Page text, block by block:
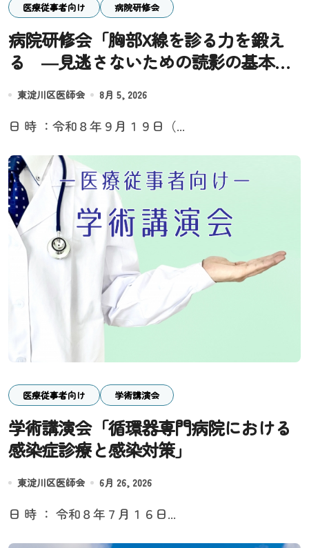
医療従事者向け 病院研修会
病院研修会「胸部X線を診る力を鍛え
る ―見逃さないための読影の基本と
実践―」
東淀川区医師会 8月 5, 2026
日 時 ：令和８年９月１９日（...
医療従事者向け 学術講演会
学術講演会「循環器専門病院における
感染症診療と感染対策」
東淀川区医師会 6月 26, 2026
日 時 ： 令和８年７月１６日...